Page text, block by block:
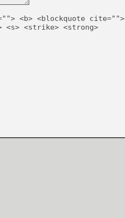
<b> <blockquote cite="">
<s> <strike> <strong>